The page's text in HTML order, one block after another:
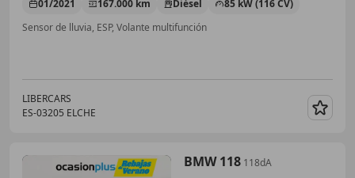
01/2021 167.000 km Diésel
85 kW (116 CV)
Sensor de lluvia, ESP, Volante multifunción
LIBERCARS
ES-03205 ELCHE
BMW 118 118dA